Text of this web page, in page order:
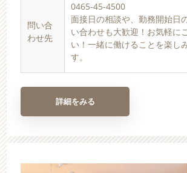
問い合
わせ先
0465-45-4500
面接日の相談や、勤務開始日
い合わせも大歓迎！お気軽に
い！一緒に働けることを楽し
す。
詳細をみる